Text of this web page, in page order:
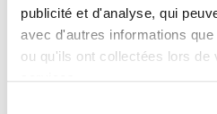
publicité et d'analyse, qui
avec d'autres informations
ou qu'ils ont collectées lors de
services.
De la cuisine
traditionnelle, nous